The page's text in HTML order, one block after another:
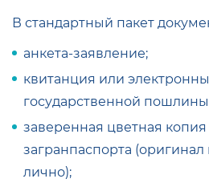
В стандартный пакет
анкета-заявление;
квитанция или
государственной
заверенная цветная
загранпаспорта (оригинал
лично);